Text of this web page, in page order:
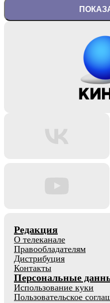
Редакция
О телеканале
Правообладателям
Дистрибуция
Контакты
Персональные
Использование куки
Пользовательское